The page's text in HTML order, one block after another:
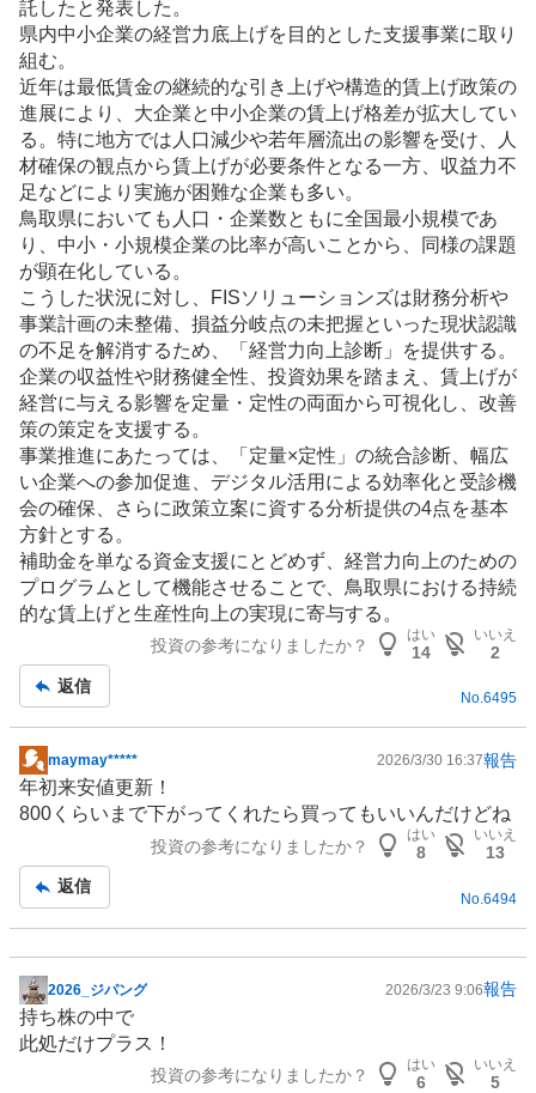
託したと発表した。
県内中小企業の経営力底上げを目的とした支援事業に取り
組む。
近年は最低賃金の継続的な引き上げや構造的賃上げ政策の
進展により、大企業と中小企業の賃上げ格差が拡大してい
る。特に地方では人口減少や若年層流出の影響を受け、人
材確保の観点から賃上げが必要条件となる一方、収益力不
足などにより実施が困難な企業も多い。
鳥取県においても人口・企業数ともに全国最小規模であ
り、中小・小規模企業の比率が高いことから、同様の課題
が顕在化している。
こうした状況に対し、FISソリューションズは財務分析や
事業計画の未整備、損益分岐点の未把握といった現状認識
の不足を解消するため、「経営力向上診断」を提供する。
企業の収益性や財務健全性、投資効果を踏まえ、賃上げが
経営に与える影響を定量・定性の両面から可視化し、改善
策の策定を支援する。
事業推進にあたっては、「定量×定性」の統合診断、幅広
い企業への参加促進、デジタル活用による効率化と受診機
会の確保、さらに政策立案に資する分析提供の4点を基本
方針とする。
補助金を単なる資金支援にとどめず、経営力向上のための
プログラムとして機能させることで、鳥取県における持続
的な賃上げと生産性向上の実現に寄与する。
投資の参考になりましたか？
はい
14
いいえ
2
返信
No.6495
掲
示
板
maymay***** 2026/3/30 16:37報告
年初来安値更新！
800くらいまで下がってくれたら買ってもいいんだけどね
投資の参考になりましたか？
はい
8
いいえ
13
返信
No. 6494
掲
示
板
2026_ジパング 2026/3/23 9:06報告
持ち株の中で
此処だけプラス！
投資の参考になりましたか？
はい
6
いいえ
5